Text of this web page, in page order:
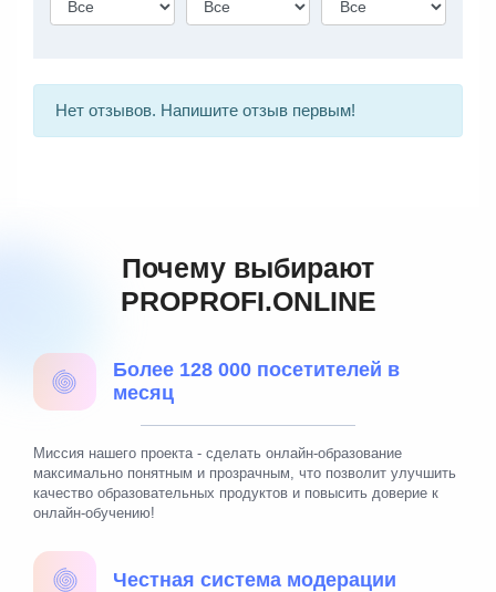
Нет отзывов. Напишите отзыв первым!
Почему выбирают
PROPROFI.ONLINE
Более 128 000 посетителей в
месяц
Миссия нашего проекта - сделать онлайн-образование
максимально понятным и прозрачным, что позволит улучшить
качество образовательных продуктов и повысить доверие к
онлайн-обучению!
Честная система модерации